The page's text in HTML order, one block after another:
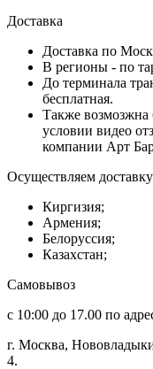
Доставка
Доставка по
В регионы - по
До терминала
бесплатная.
Также возмозжна
условии видео
компании Арт
Осуществляем
Киргизия;
Армения;
Белоруссия;
Казахстан;
Самовывоз
с 10:00 до 17.00 по
г. Москва,
4.